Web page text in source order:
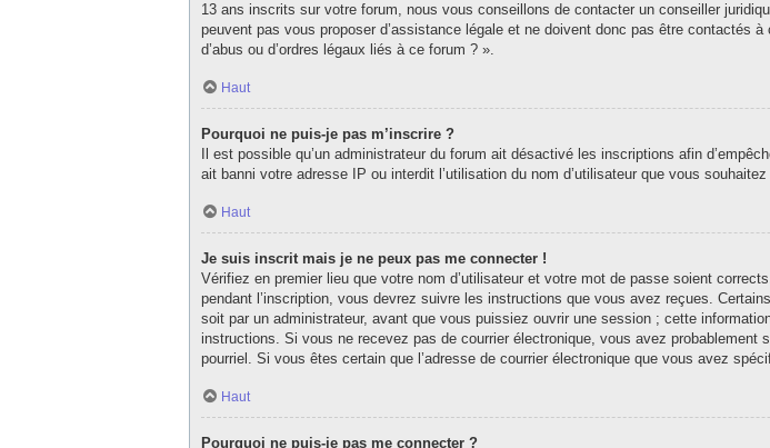
13 ans inscrits sur votre forum, nous vous conseillons de contacter un conseiller
peuvent pas vous proposer d’assistance légale et ne doivent donc pas être contactés
d’abus ou d’ordres légaux liés à ce forum ? ».
Haut
Pourquoi ne puis-je pas m’inscrire ?
Il est possible qu’un administrateur du forum ait désactivé les inscriptions afin
ait banni votre adresse IP ou interdit l’utilisation du nom d’utilisateur que vous
Haut
Je suis inscrit mais je ne peux pas me connecter !
Vérifiez en premier lieu que votre nom d’utilisateur et votre mot de passe soient
pendant l’inscription, vous devrez suivre les instructions que vous avez reçues.
soit par un administrateur, avant que vous puissiez ouvrir une session ; cette
instructions. Si vous ne recevez pas de courrier électronique, vous avez
pourriel. Si vous êtes certain que l’adresse de courrier électronique que vous avez
Haut
Pourquoi ne puis-je pas me connecter ?